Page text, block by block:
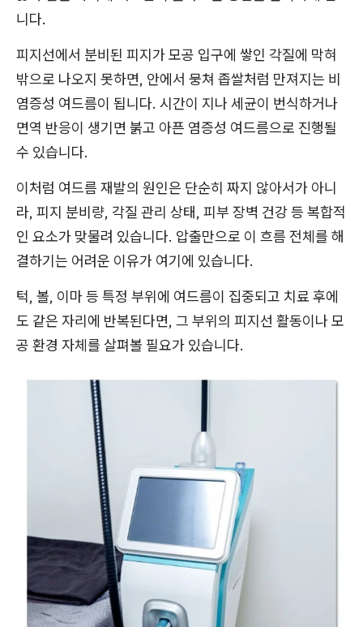
니다.
피지선에서 분비된 피지가 모공 입구에 쌓인 각질에 막혀
밖으로 나오지 못하면, 안에서 뭉쳐 좁쌀처럼 만져지는 비
염증성 여드름이 됩니다. 시간이 지나 세균이 번식하거나
면역 반응이 생기면 붉고 아픈 염증성 여드름으로 진행될
수 있습니다.
이처럼 여드름 재발의 원인은 단순히 짜지 않아서가 아니
라, 피지 분비량, 각질 관리 상태, 피부 장벽 건강 등 복합적
인 요소가 맞물려 있습니다. 압출만으로 이 흐름 전체를 해
결하기는 어려운 이유가 여기에 있습니다.
턱, 볼, 이마 등 특정 부위에 여드름이 집중되고 치료 후에
도 같은 자리에 반복된다면, 그 부위의 피지선 활동이나 모
공 환경 자체를 살펴볼 필요가 있습니다.